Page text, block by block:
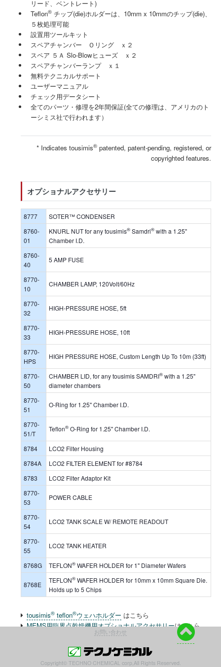
リード、ベントレート)
Teflon®チップ(die)ホルダーは、10mm x 10mmのチップ(die)、
５枚処理可能
設置用ツールキット
スペアチャンバー Ｏリング ｘ２
スペア ５Ａ Slo-Blowヒューズ ｘ２
スペアチャンバーランプ ｘ１
無料テクニカルサポート
ユーザーマニュアル
チェック用データシート
全てのパーツ・修理を2年間保証(全ての修理は、アメリカのト
ーシミス社で行われます）
* Indicates tousimis® patented, patent-pending, registered, or
copyrighted features.
オプショナルアクセサリー
8777
SOTER™ CONDENSER
8760-
01
KNURL NUT for any tousimis®Samdri®with a 1.25"
Chamber I.D.
8760-
40
5 AMP FUSE
8770-
10
CHAMBER LAMP, 120Volt/60Hz
8770-
32
HIGH-PRESSURE HOSE, 5ft
8770-
33
HIGH-PRESSURE HOSE, 10ft
8770-
HPS
HIGH PRESSURE HOSE, Custom Length Up To 10m (33ft)
8770-
50
CHAMBER LID, for any tousimis SAMDRI®with a 1.25"
diameter chambers
8770-
51
O-Ring for 1.25" Chamber I.D.
8770-
51/T
Teflon®O-Ring for 1.25" Chamber I.D.
8784
LCO2 Filter Housing
8784A
LCO2 FILTER ELEMENT for #8784
8783
LCO2 Filter Adaptor Kit
8770-
53
POWER CABLE
8770-
54
LCO2 TANK SCALE W/ REMOTE READOUT
8770-
55
LCO2 TANK HEATER
8768G TEFLON®WAFER HOLDER for 1" Diameter Wafers
8768E
TEFLON®WAFER HOLDER for 10mm x 10mm Square Die.
Holds up to 5 Chips
tousimis®teflon®ウェハホルダー はこちら
MEMS用臨界点乾燥機用オプショナルアクセサリーはこちら
お問い合わせ
Copyright© TECHNO CHEMICAL corp,All Rights Reserved.